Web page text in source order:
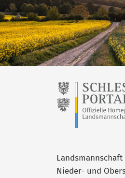
Landsmannschaft
Nieder- und